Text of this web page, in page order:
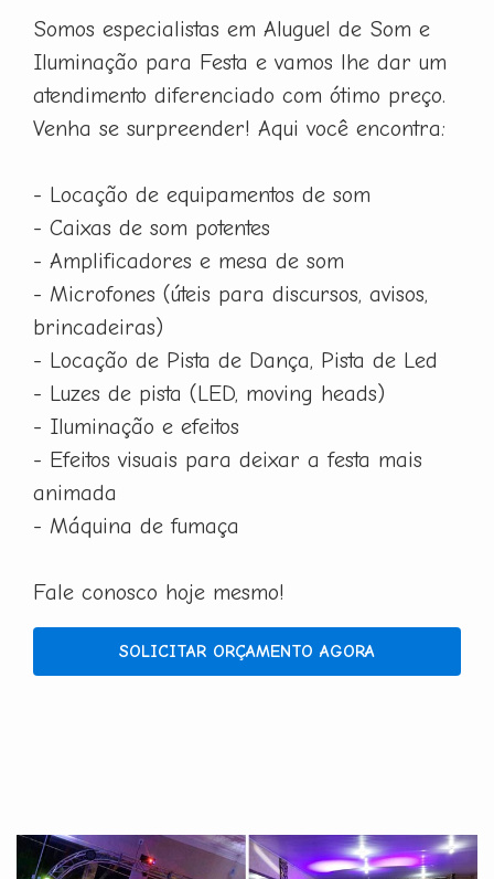
Somos especialistas em Aluguel de Som e
Iluminação para Festa e vamos lhe dar um
atendimento diferenciado com ótimo preço.
Venha se surpreender! Aqui você encontra:
- Locação de equipamentos de som
- Caixas de som potentes
- Amplificadores e mesa de som
- Microfones (úteis para discursos, avisos,
brincadeiras)
- Locação de Pista de Dança, Pista de Led
- Luzes de pista (LED, moving heads)
- Iluminação e efeitos
- Efeitos visuais para deixar a festa mais
animada
- Máquina de fumaça
Fale conosco hoje mesmo!
SOLICITAR ORÇAMENTO AGORA